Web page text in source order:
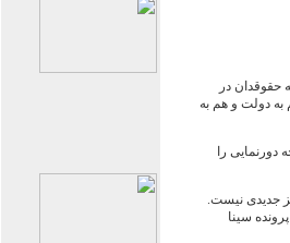
حقوقدان در
به دولت و هم به
را
جدیدی نیست.
می گذرد. پرونده سینا